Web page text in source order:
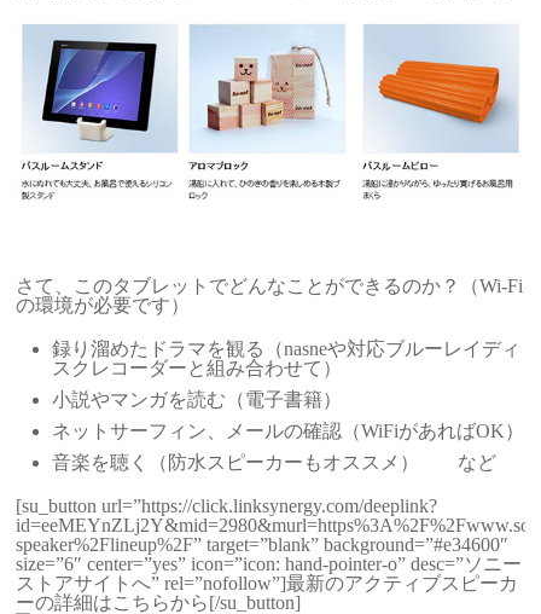
さて、このタブレットでどんなことができるのか？（Wi-Fi
の環境が必要です）
録り溜めたドラマを観る（nasneや対応ブルーレイディ
スクレコーダーと組み合わせて）
小説やマンガを読む（電子書籍）
ネットサーフィン、メールの確認（WiFiがあればOK）
音楽を聴く（防水スピーカーもオススメ） など
[su_button url=”https://click.linksynergy.com/deeplink?
speaker%2Flineup%2F” target=”blank” background=”#e34600″
size=”6″ center=”yes” icon=”icon: hand-pointer-o” desc=”ソニー
ストアサイトへ” rel=”nofollow”]最新のアクティブスピーカ
ーの詳細はこちらから[/su_button]